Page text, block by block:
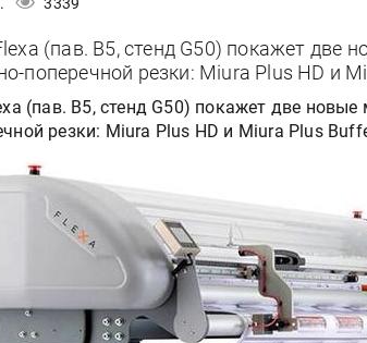
(пав. B5, стенд G50) покажет две
поперечной резки: Miura Plus HD и
(пав. B5, стенд G50) покажет две
резки: Miura Plus HD и Miura Plus